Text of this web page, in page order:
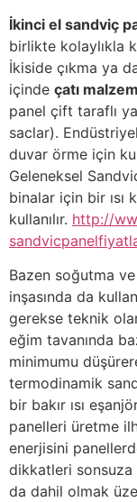
İkinci el sandviç
birlikte kolaylıkla
İkiside çıkma ya
içinde çatı
panel çift taraflı
saclar).
duvar örme için
Geleneksel
binalar için bir ısı
kullanılır. http://
Bazen soğutma
inşasında da
gerekse teknik
eğim tavanında
minimumu
termodinamik
bir bakır ısı
panelleri üretme
enerjisini
dikkatleri sonsuza
da dahil olmak